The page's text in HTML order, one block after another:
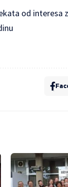
od interesa